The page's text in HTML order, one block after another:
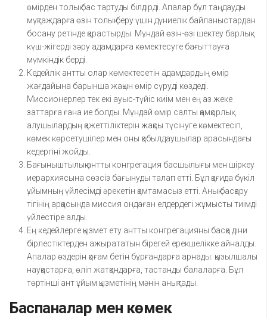
өмірден толық бас тартуды білдірді. Апалар бұл таңдауды
мұқтаждарға өзін толық беру үшін дүниелік байланыстардан
босану ретінде қарастырды. Мұндай өзін-өзі шектеу барлық
күш-жігерді зәру адамдарға көмектесуге бағыттауға
мүмкіндік берді.
Кедейлік антты олар көмектесетін адамдардың өмір
жағдайына барынша жақын өмір сүруді көздеді.
Миссионерлер тек екі ауыс-түйіс киім мен ең аз жеке
заттарға ғана ие болды. Мұндай өмір салты қамқорлық
алушылардың қажеттіліктерін жақсы түсінуге көмектесіп,
көмек көрсетушілер мен оны қабылдаушылар арасындағы
кедергіні жойды.
Бағыныштылық антты конгрегация басшылығы мен шіркеу
иерархиясына сөзсіз бағынуды талап етті. Бұл қағида бүкіл
ұйымның үйлесімді әрекетін қамтамасыз етті. Анық басқару
тігінің арқасында миссия ондаған елдердегі жұмысты тиімді
үйлестіре алды.
Ең кедейлерге қызмет ету антты конгрегацияны басқа діни
бірлестіктерден ажырататын бірегей ерекшелікке айналды.
Апалар өздерін қоғам бетін бұрғандарға арнады: қызылшалы
науқастарға, өліп жатқандарға, тастанды балаларға. Бұл
төртінші ант ұйым қызметінің мәнін анықтады.
Баспаналар мен көмек